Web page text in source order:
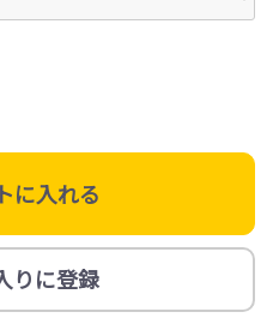
に入れる
りに登録